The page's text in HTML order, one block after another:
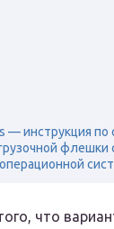
— инструкция по
флешки
операционной
что